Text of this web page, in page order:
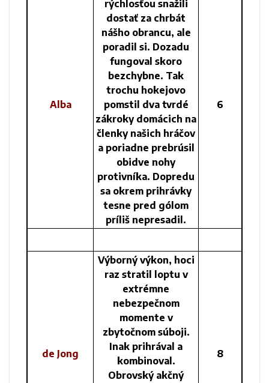
Alba
rýchlosťou snažili
dostať za chrbát
nášho obrancu, ale
poradil si. Dozadu
fungoval skoro
bezchybne. Tak
trochu hokejovo
pomstil dva tvrdé
zákroky domácich na
členky našich hráčov
a poriadne prebrúsil
obidve nohy
protivníka. Dopredu
sa okrem prihrávky
tesne pred gólom
príliš nepresadil.
6
de Jong
Výborný výkon, hoci
raz stratil loptu v
extrémne
nebezpečnom
momente v
zbytočnom súboji.
Inak prihrával a
kombinoval.
Obrovský akčný
8